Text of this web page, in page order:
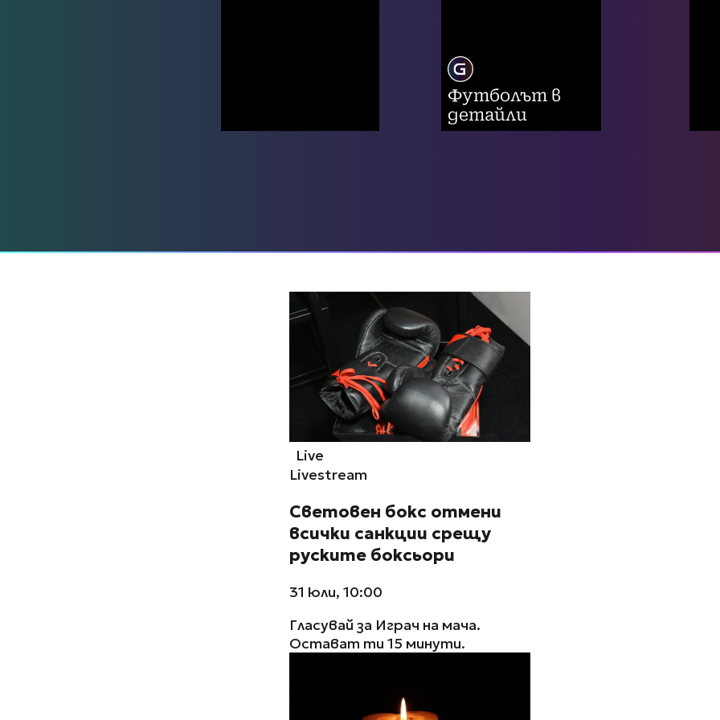
Футболът в
детайли
Live
Livestream
Световен бокс отмени
всички санкции срещу
руските боксьори
31 юли, 10:00
Гласувай за Играч на мача.
Остават ти 15 минути.